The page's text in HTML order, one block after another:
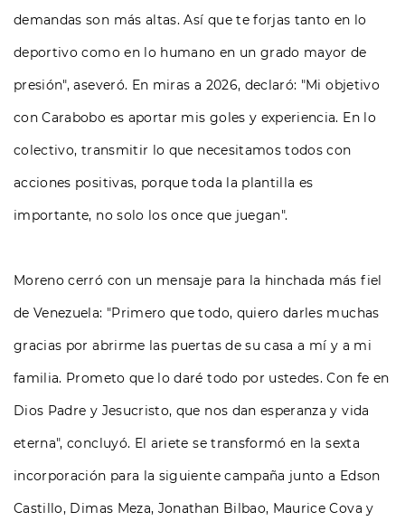
demandas son más altas. Así que te forjas tanto en lo
deportivo como en lo humano en un grado mayor de
presión", aseveró. En miras a 2026, declaró: "Mi objetivo
con Carabobo es aportar mis goles y experiencia. En lo
colectivo, transmitir lo que necesitamos todos con
acciones positivas, porque toda la plantilla es
importante, no solo los once que juegan".
Moreno cerró con un mensaje para la hinchada más fiel
de Venezuela: "Primero que todo, quiero darles muchas
gracias por abrirme las puertas de su casa a mí y a mi
familia. Prometo que lo daré todo por ustedes. Con fe en
Dios Padre y Jesucristo, que nos dan esperanza y vida
eterna", concluyó. El ariete se transformó en la sexta
incorporación para la siguiente campaña junto a Edson
Castillo, Dimas Meza, Jonathan Bilbao, Maurice Cova y